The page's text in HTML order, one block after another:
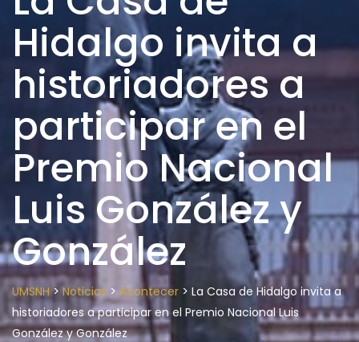
Hidalgo invita a
historiadores a
participar en el
Premio Nacional
Luis González y
González
UMSNH> Noticias > Acontecer > La Casa de Hidalgo invita a
historiadores a participar en el Premio Nacional Luis
González y González